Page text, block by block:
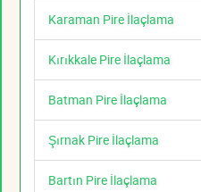
Karaman Pire İlaçlama
Kırıkkale Pire İlaçlama
Batman Pire İlaçlama
Şırnak Pire İlaçlama
Bartın Pire İlaçlama